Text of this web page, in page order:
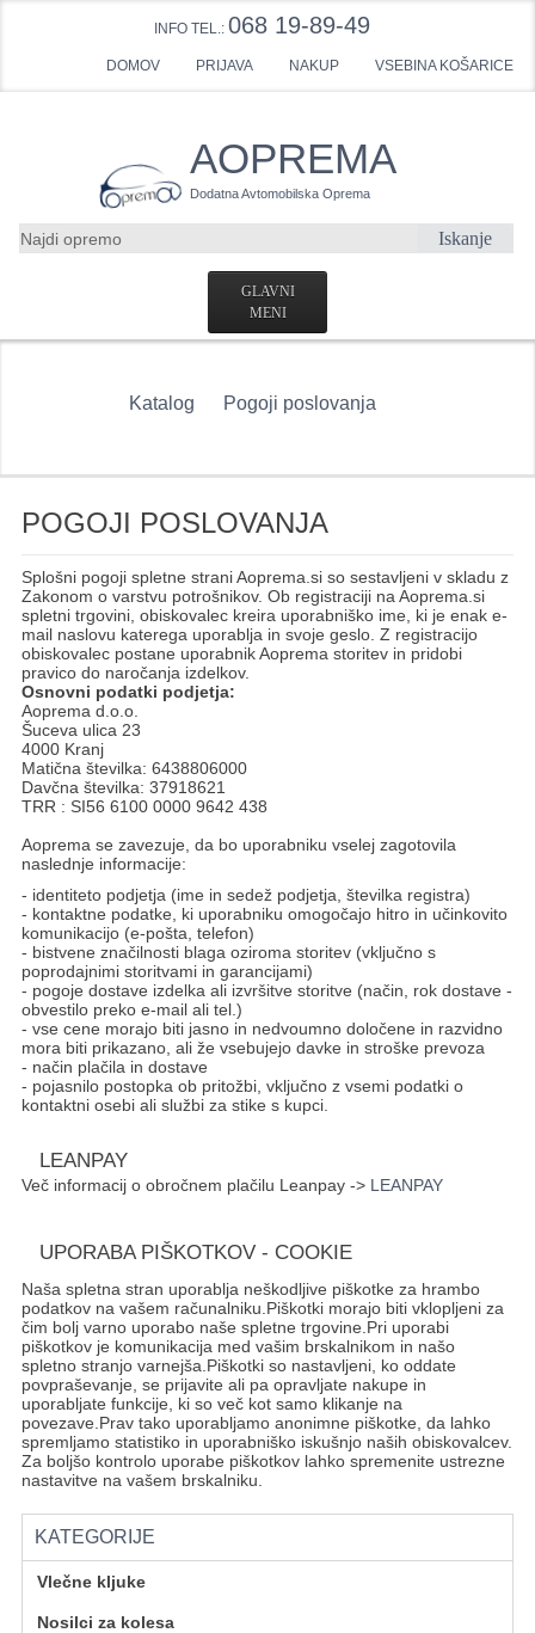
INFO TEL.: 068 19-89-49
DOMOV PRIJAVA NAKUP VSEBINA KOŠARICE
AOPREMA
Dodatna Avtomobilska Oprema
Iskanje
GLAVNI
MENI
USTVARI RAČUN
Katalog Pogoji poslovanja
POGOJI POSLOVANJA
Splošni pogoji spletne strani Aoprema.si so sestavljeni v skladu z
Zakonom o varstvu potrošnikov. Ob registraciji na Aoprema.si
spletni trgovini, obiskovalec kreira uporabniško ime, ki je enak e-
mail naslovu katerega uporablja in svoje geslo. Z registracijo
obiskovalec postane uporabnik Aoprema storitev in pridobi
pravico do naročanja izdelkov.
Osnovni podatki podjetja:
Aoprema d.o.o.
Šuceva ulica 23
4000 Kranj
Matična številka: 6438806000
Davčna številka: 37918621
TRR : SI56 6100 0000 9642 438
Aoprema se zavezuje, da bo uporabniku vselej zagotovila
naslednje informacije:
- identiteto podjetja (ime in sedež podjetja, številka registra)
- kontaktne podatke, ki uporabniku omogočajo hitro in učinkovito
komunikacijo (e-pošta, telefon)
- bistvene značilnosti blaga oziroma storitev (vključno s
poprodajnimi storitvami in garancijami)
- pogoje dostave izdelka ali izvršitve storitve (način, rok dostave -
obvestilo preko e-mail ali tel.)
- vse cene morajo biti jasno in nedvoumno določene in razvidno
mora biti prikazano, ali že vsebujejo davke in stroške prevoza
- način plačila in dostave
- pojasnilo postopka ob pritožbi, vključno z vsemi podatki o
kontaktni osebi ali službi za stike s kupci.
LEANPAY
Več informacij o obročnem plačilu Leanpay -> LEANPAY
UPORABA PIŠKOTKOV - COOKIE
Naša spletna stran uporablja neškodljive piškotke za hrambo
podatkov na vašem računalniku.Piškotki morajo biti vklopljeni za
čim bolj varno uporabo naše spletne trgovine.Pri uporabi
piškotkov je komunikacija med vašim brskalnikom in našo
spletno stranjo varnejša.Piškotki so nastavljeni, ko oddate
povpraševanje, se prijavite ali pa opravljate nakupe in
uporabljate funkcije, ki so več kot samo klikanje na
povezave.Prav tako uporabljamo anonimne piškotke, da lahko
spremljamo statistiko in uporabniško iskušnjo naših obiskovalcev.
Za boljšo kontrolo uporabe piškotkov lahko spremenite ustrezne
nastavitve na vašem brskalniku.
KATEGORIJE
Vlečne kljuke
Nosilci za kolesa